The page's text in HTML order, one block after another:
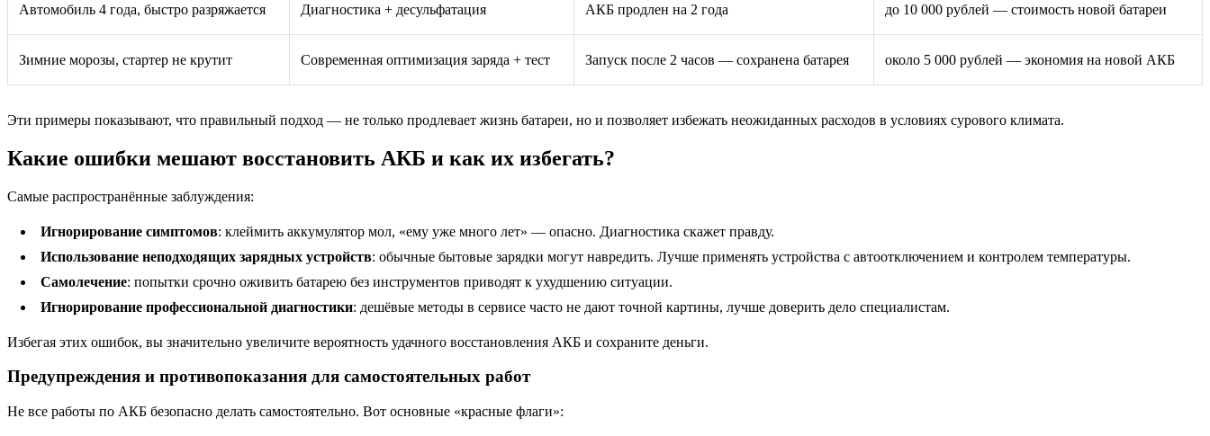
Автомобиль 4 года, быстро разряжается Диагностика + десульфатация АКБ продлен на 2 года до 10 000 рублей — стоимость новой батареи
Зимние морозы, стартер не крутит Современная оптимизация заряда + тест Запуск после 2 часов — сохранена батарея около 5 000 рублей — экономия на новой АКБ
Эти примеры показывают, что правильный подход — не только продлевает жизнь батареи, но и позволяет избежать неожиданных расходов в условиях сурового климата.
Какие ошибки мешают восстановить АКБ и как их избегать?
Самые распространённые заблуждения:
Игнорирование симптомов: клеймить аккумулятор мол, «ему уже много лет» — опасно. Диагностика скажет правду.
Использование неподходящих зарядных устройств: обычные бытовые зарядки могут навредить. Лучше применять устройства с автоотключением и контролем температуры.
Самолечение: попытки срочно оживить батарею без инструментов приводят к ухудшению ситуации.
Игнорирование профессиональной диагностики: дешёвые методы в сервисе часто не дают точной картины, лучше доверить дело специалистам.
Избегая этих ошибок, вы значительно увеличите вероятность удачного восстановления АКБ и сохраните деньги.
Предупреждения и противопоказания для самостоятельных работ
Не все работы по АКБ безопасно делать самостоятельно. Вот основные «красные флаги»: